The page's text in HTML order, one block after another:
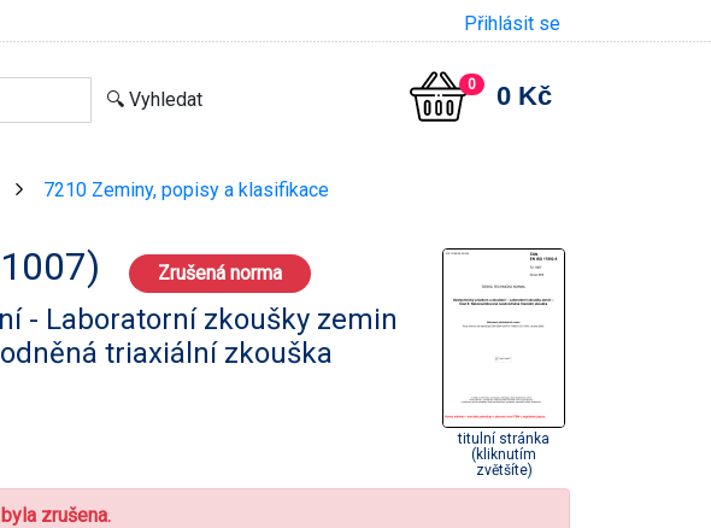
Přihlásit se
0 0 Kč
7210 Zeminy, popisy a klasifikace
Zrušená norma
- Laboratorní zkoušky zemin
triaxiální zkouška
titulní stránka
(kliknutím
zvětšíte)
zrušena.